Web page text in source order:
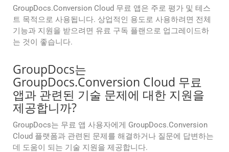
GroupDocs.Conversion Cloud 무료 앱은 주로 평가 및 테스
트 목적으로 사용됩니다. 상업적인 용도로 사용하려면 전체
기능과 지원을 받으려면 유료 구독 플랜으로 업그레이드하
는 것이 좋습니다.
GroupDocs는
GroupDocs.Conversion Cloud 무료
앱과 관련된 기술 문제에 대한 지원을
제공합니까?
GroupDocs는 무료 앱 사용자에게 GroupDocs.Conversion
Cloud 플랫폼과 관련된 문제를 해결하거나 질문에 답변하는
데 도움이 되는 기술 지원을 제공합니다.